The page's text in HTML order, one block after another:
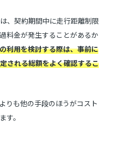
、契約期間中に走行距離制限
料金が発生することがあるか
利用を検討する際は、事前に
される総額をよく確認するこ
りも他の手段のほうがコスト
す。